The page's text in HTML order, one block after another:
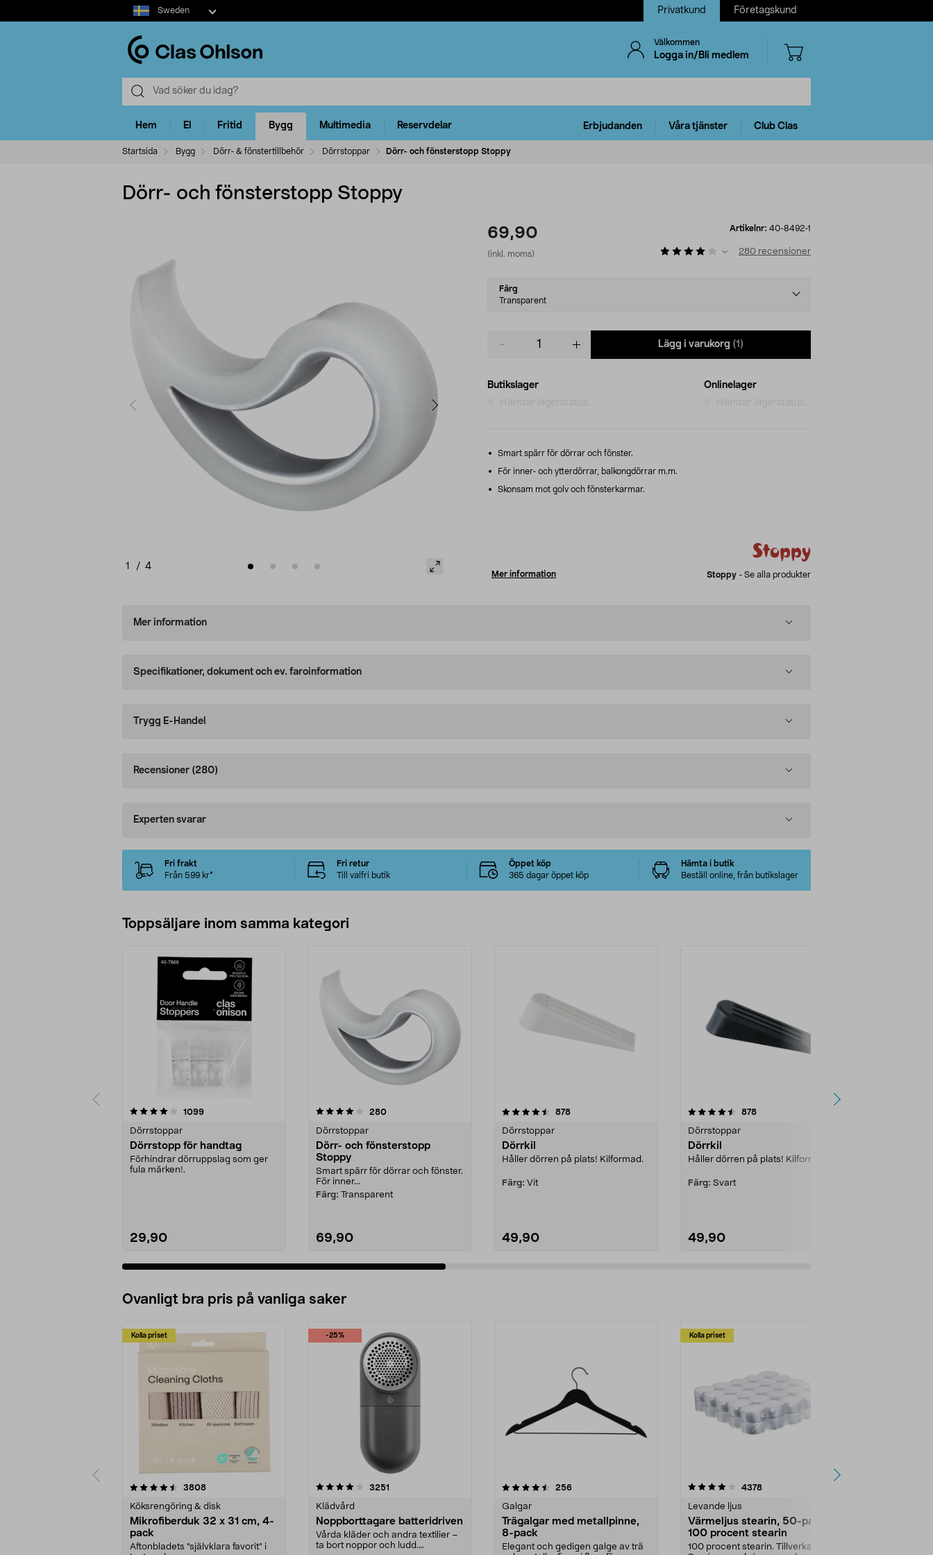
Select
market
Sweden Privatkund Företagskund
Välkommen
Logga in/Bli medlem
Hem El Fritid Bygg Multimedia Reservdelar Erbjudanden Våra tjänster Club Clas
Startsida Bygg Dörr- & fönstertillbehör Dörrstoppar Dörr- och fönsterstopp Stoppy
Dörr- och fönsterstopp Stoppy
1 / 4
69,90
(inkl. moms)
Artikelnr: 40-8492-1
280 recensioner
Select
variant
Färg
Transparent
Lägg i varukorg (1)
Butikslager
Onlinelager
Smart spärr för dörrar och fönster.
För inner- och ytterdörrar, balkongdörrar m.m.
Skonsam mot golv och fönsterkarmar.
Mer information Stoppy - Se alla produkter
Mer information
Specifikationer, dokument och ev. faroinformation
Trygg E-Handel
Recensioner (280)
Experten svarar
Fri frakt
Från 599 kr*
Fri retur
Till valfri butik
Öppet köp
365 dagar öppet köp
Hämta i butik
Beställ online, från butikslager
Toppsäljare inom samma kategori
1099recensioner
Dörrstoppar
Dörrstopp för handtag
Förhindrar dörruppslag som ger
fula märken!.
29,90
4.0 av 5 stjärnor 280recensioner
Dörrstoppar
Dörr- och fönsterstopp
Stoppy
Smart spärr för dörrar och fönster.
För inner...
Färg: Transparent
69,90
4.5 av 5 stjärnor 878recensioner
Dörrstoppar
Dörrkil
Håller dörren på plats! Kilformad.
Färg: Vit
49,90
4.5 av 5 stjärnor 878recensioner
Dörrstoppar
Dörrkil
Håller dörren på plats! Kilformad.
Färg: Svart
49,90
4.5 av 5 stjärnor
Ovanligt bra pris på vanliga saker
Kolla priset
3808recensioner
Köksrengöring & disk
Mikrofiberduk 32 x 31 cm, 4-
pack
Aftonbladets "självklara favorit” i
-25%
4.0av 5 stjärnor 3251
Klädvård
Noppborttagare batteridriven
Vårda kläder och andra textilier –
ta bort noppor och ludd.
4.5av 5 stjärnor 256recensioner
Galgar
Trägalgar med metallpinne,
8-pack
Elegant och gedigen galge av trä
Kolla priset
4.0av 5 stjärnor 4378recensioner
Levande ljus
Värmeljus stearin, 50-pack,
100 procent stearin
100 procent stearin. Tillverkade i
4.5av 5 stjärnor